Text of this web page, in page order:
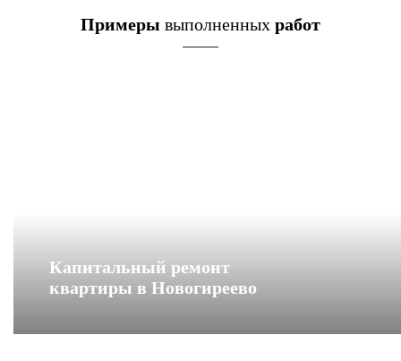
Примеры выполненных работ
Капитальный ремонт
квартиры в Новогиреево